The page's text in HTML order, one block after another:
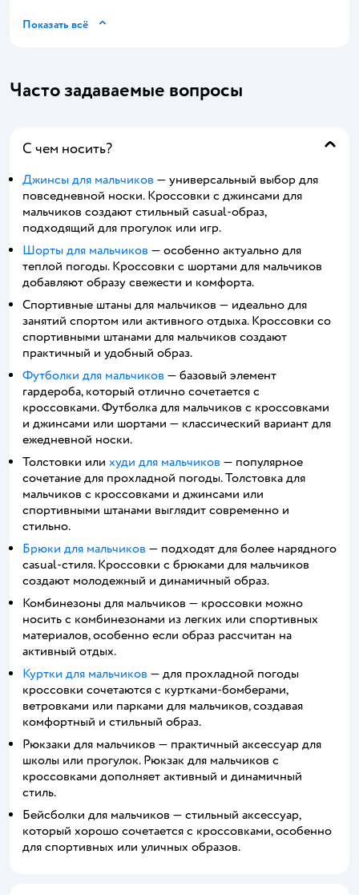
Показать всё
Часто задаваемые вопросы
С чем носить?
Джинсы для мальчиков — универсальный выбор для
повседневной носки. Кроссовки с джинсами для
мальчиков создают стильный casual-образ,
подходящий для прогулок или игр.
Шорты для мальчиков — особенно актуально для
теплой погоды. Кроссовки с шортами для мальчиков
добавляют образу свежести и комфорта.
Спортивные штаны для мальчиков — идеально для
занятий спортом или активного отдыха. Кроссовки со
спортивными штанами для мальчиков создают
практичный и удобный образ.
Футболки для мальчиков — базовый элемент
гардероба, который отлично сочетается с
кроссовками. Футболка для мальчиков с кроссовками
и джинсами или шортами — классический вариант для
ежедневной носки.
Толстовки или худи для мальчиков — популярное
сочетание для прохладной погоды. Толстовка для
мальчиков с кроссовками и джинсами или
спортивными штанами выглядит современно и
стильно.
Брюки для мальчиков — подходят для более нарядного
casual-стиля. Кроссовки с брюками для мальчиков
создают молодежный и динамичный образ.
Комбинезоны для мальчиков — кроссовки можно
носить с комбинезонами из легких или спортивных
материалов, особенно если образ рассчитан на
активный отдых.
Куртки для мальчиков — для прохладной погоды
кроссовки сочетаются с куртками-бомберами,
ветровками или парками для мальчиков, создавая
комфортный и стильный образ.
Рюкзаки для мальчиков — практичный аксессуар для
школы или прогулок. Рюкзак для мальчиков с
кроссовками дополняет активный и динамичный
стиль.
Бейсболки для мальчиков — стильный аксессуар,
который хорошо сочетается с кроссовками, особенно
для спортивных или уличных образов.